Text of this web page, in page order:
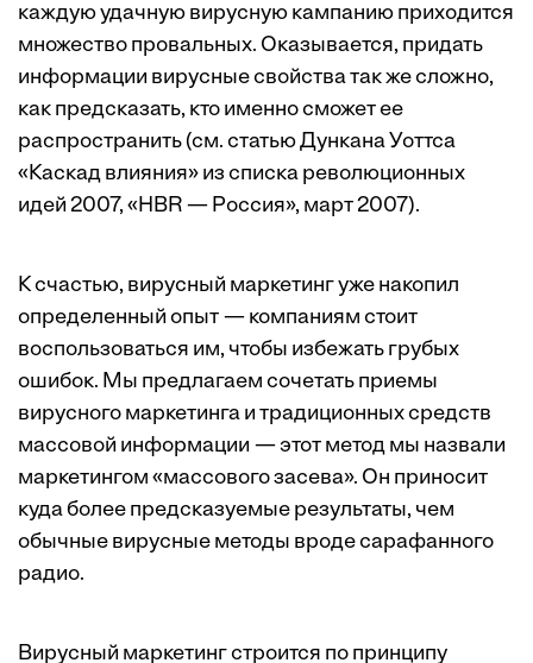
каждую удачную вирусную кампанию приходится
множество провальных. Оказывается, придать
информации вирусные свойства так же сложно,
как предсказать, кто именно сможет ее
распространить (см. статью Дункана Уоттса
«Каскад влияния» из списка революционных
идей 2007, «HBR — Россия», март 2007).
К счастью, вирусный маркетинг уже накопил
определенный опыт — компаниям стоит
воспользоваться им, чтобы избежать грубых
ошибок. Мы предлагаем сочетать приемы
вирусного маркетинга и традиционных средств
массовой информации — этот метод мы назвали
маркетингом «массового засева». Он приносит
куда более предсказуемые результаты, чем
обычные вирусные методы вроде сарафанного
радио.
Вирусный маркетинг строится по принципу